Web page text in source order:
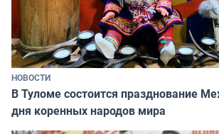
НОВОСТИ
В Туломе состоится празднование
дня коренных народов мира